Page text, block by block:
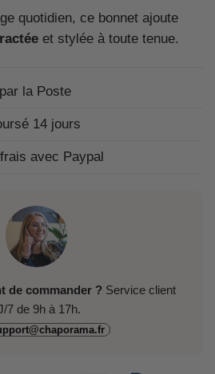
quotidien, ce bonnet ajoute
et stylée à toute tenue.
la Poste
14 jours
avec Paypal
de commander ? Service client
7 de 9h à 17h.